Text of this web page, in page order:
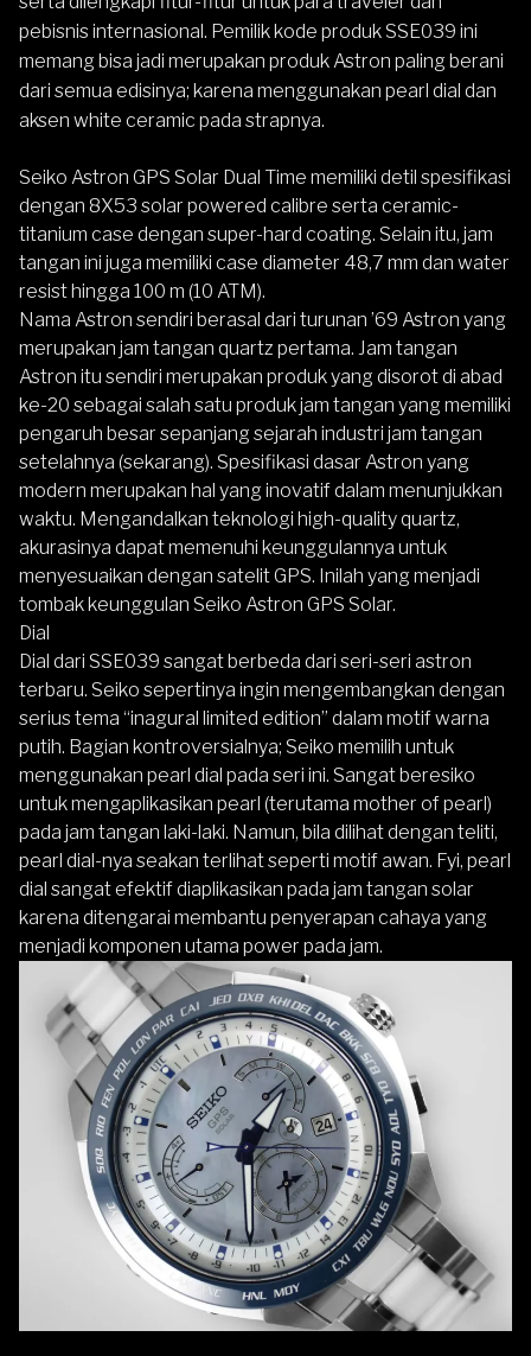
pebisnis internasional. Pemilik kode produk SSE039 ini
memang bisa jadi merupakan produk Astron paling berani
dari semua edisinya; karena menggunakan pearl dial dan
aksen white ceramic pada strapnya.
Seiko Astron GPS Solar Dual Time memiliki detil spesifikasi
dengan 8X53 solar powered calibre serta ceramic-
titanium case dengan super-hard coating. Selain itu, jam
tangan ini juga memiliki case diameter 48,7 mm dan water
resist hingga 100 m (10 ATM).
Nama Astron sendiri berasal dari turunan ’69 Astron yang
merupakan jam tangan quartz pertama. Jam tangan
Astron itu sendiri merupakan produk yang disorot di abad
ke-20 sebagai salah satu produk jam tangan yang memiliki
pengaruh besar sepanjang sejarah industri jam tangan
setelahnya (sekarang). Spesifikasi dasar Astron yang
modern merupakan hal yang inovatif dalam menunjukkan
waktu. Mengandalkan teknologi high-quality quartz,
akurasinya dapat memenuhi keunggulannya untuk
menyesuaikan dengan satelit GPS. Inilah yang menjadi
tombak keunggulan Seiko Astron GPS Solar.
Dial
Dial dari SSE039 sangat berbeda dari seri-seri astron
terbaru. Seiko sepertinya ingin mengembangkan dengan
serius tema “inagural limited edition” dalam motif warna
putih. Bagian kontroversialnya; Seiko memilih untuk
menggunakan pearl dial pada seri ini. Sangat beresiko
untuk mengaplikasikan pearl (terutama mother of pearl)
pada jam tangan laki-laki. Namun, bila dilihat dengan teliti,
pearl dial-nya seakan terlihat seperti motif awan. Fyi, pearl
dial sangat efektif diaplikasikan pada jam tangan solar
karena ditengarai membantu penyerapan cahaya yang
menjadi komponen utama power pada jam.